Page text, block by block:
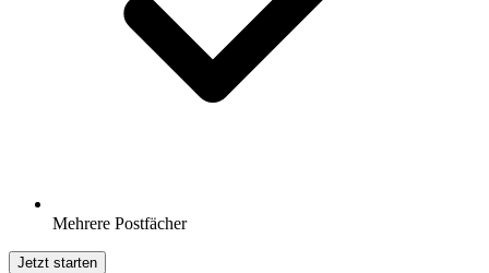
Mehrere Postfächer
Jetzt starten